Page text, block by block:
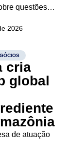
questões
e de
mundo dos
anos com a
na Amazônia
do Clima
parceria
2026
cria
global
de atuação